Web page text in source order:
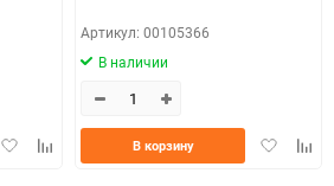
ДобавитьДобавить
Артикул: 00105366
В наличии
Добавить
В корзину